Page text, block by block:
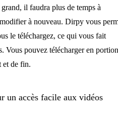
il faudra plus de temps à
à nouveau. Dirpy vous
le téléchargez, ce qui vous fait
Vous pouvez télécharger en
et de fin.
un accès facile aux vidéos